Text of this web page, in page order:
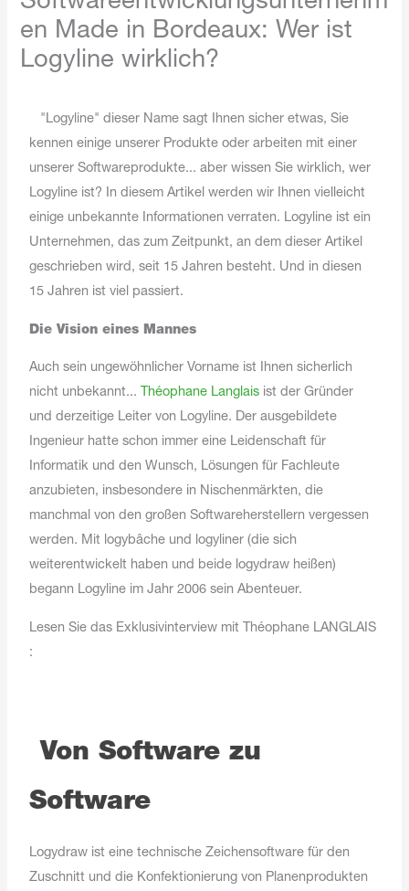
en Made in Bordeaux: Wer ist
Logyline wirklich?
"Logyline" dieser Name sagt Ihnen sicher etwas, Sie
kennen einige unserer Produkte oder arbeiten mit einer
unserer Softwareprodukte... aber wissen Sie wirklich, wer
Logyline ist? In diesem Artikel werden wir Ihnen vielleicht
einige unbekannte Informationen verraten. Logyline ist ein
Unternehmen, das zum Zeitpunkt, an dem dieser Artikel
geschrieben wird, seit 15 Jahren besteht. Und in diesen
15 Jahren ist viel passiert.
Die Vision eines Mannes
Auch sein ungewöhnlicher Vorname ist Ihnen sicherlich
nicht unbekannt... Théophane Langlais ist der Gründer
und derzeitige Leiter von Logyline. Der ausgebildete
Ingenieur hatte schon immer eine Leidenschaft für
Informatik und den Wunsch, Lösungen für Fachleute
anzubieten, insbesondere in Nischenmärkten, die
manchmal von den großen Softwareherstellern vergessen
werden. Mit logybâche und logyliner (die sich
weiterentwickelt haben und beide logydraw heißen)
begann Logyline im Jahr 2006 sein Abenteuer.
Lesen Sie das Exklusivinterview mit Théophane LANGLAIS
:
Von Software zu
Software
Logydraw ist eine technische Zeichensoftware für den
Zuschnitt und die Konfektionierung von Planenprodukten